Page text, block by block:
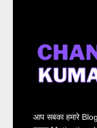
आप सबका हमारे